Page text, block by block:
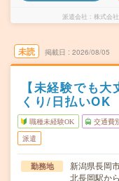
派遣会社 株式会
未読 掲載日 2026/08/05
【未経験でも
くり/日払いOK
職種未経験OK 交通費
派遣
勤務地
新潟県長岡
北長岡駅か